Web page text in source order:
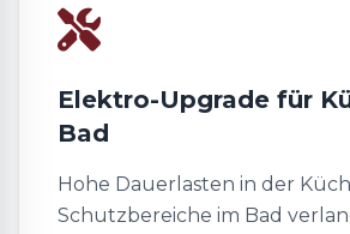
Elektro-Upgrade für
Bad
Hohe Dauerlasten in der
Schutzbereiche im Bad